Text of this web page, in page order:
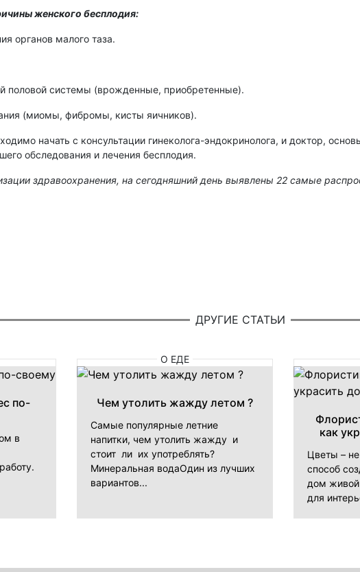
женского бесплодия:
органов малого таза.
половой системы (врожденные, приобретенные).
(миомы, фибромы, кисты яичников).
начать с консультации гинеколога-эндокринолога, и доктор,
обследования и лечения бесплодия.
здравоохранения, на сегодняшний день выявлены 22 самые
ДРУГИЕ СТАТЬИ
по-
в
О ЕДЕ
Чем утолить жажду летом ?
Самые популярные летние
напитки, чем утолить жажду и
стоит ли их употреблять?
Минеральная водаОдин из лучших
вариантов...
как
Цветы –
способ
дом живой
для